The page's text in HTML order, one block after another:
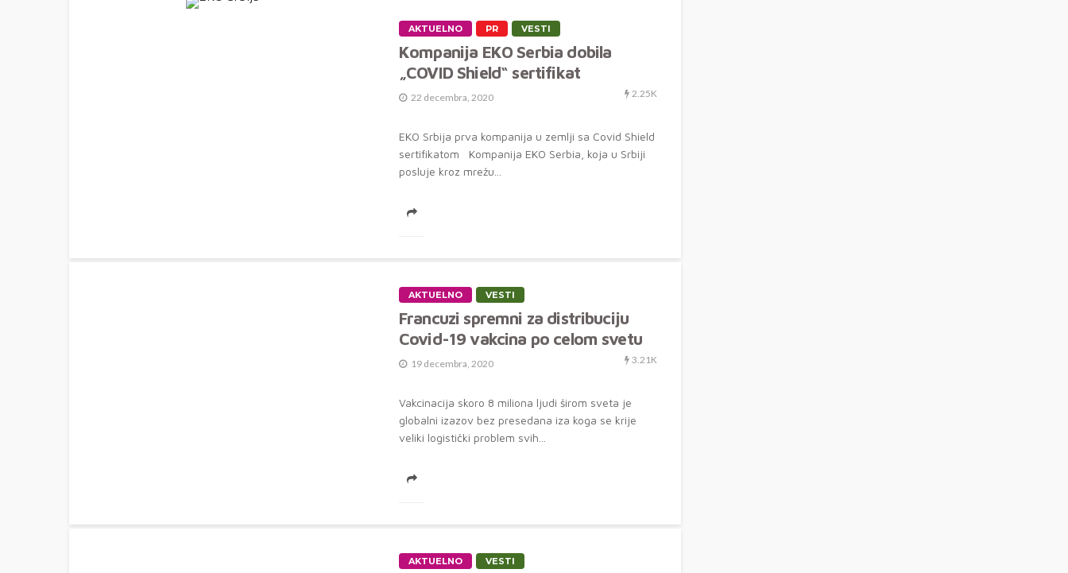
AKTUELNO PR VESTI
Kompanija EKO Serbia dobila
„COVID Shield“ sertifikat
22 decembra, 2020 2.25K
EKO Srbija prva kompanija u zemlji sa Covid Shield
sertifikatom Kompanija EKO Serbia, koja u Srbiji
posluje kroz mrežu...
AKTUELNO VESTI
Francuzi spremni za distribuciju
Covid-19 vakcina po celom svetu
19 decembra, 2020 3.21K
Vakcinacija skoro 8 miliona ljudi širom sveta je
globalni izazov bez presedana iza koga se krije
veliki logistički problem svih...
AKTUELNO VESTI